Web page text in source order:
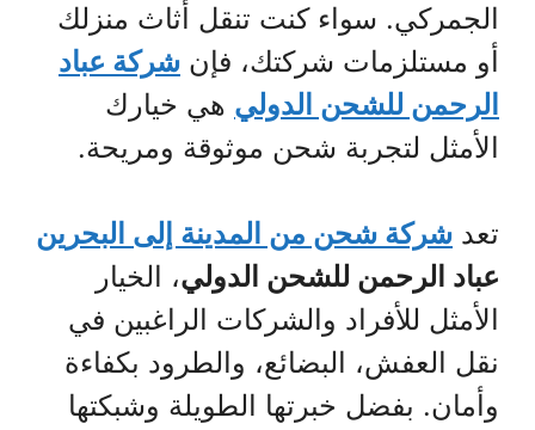
الجمركي. سواء كنت تنقل أثاث منزلك
أو مستلزمات شركتك، فإن شركة عباد
الرحمن للشحن الدولي هي خيارك
الأمثل لتجربة شحن موثوقة ومريحة.
تعد شركة شحن من المدينة إلى البحرين
عباد الرحمن للشحن الدولي، الخيار
الأمثل للأفراد والشركات الراغبين في
نقل العفش، البضائع، والطرود بكفاءة
وأمان. بفضل خبرتها الطويلة وشبكتها